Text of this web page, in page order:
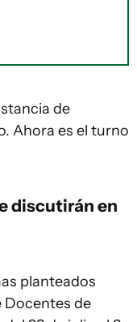
de
Ahora es el turno
discutirán en
planteados
Docentes de